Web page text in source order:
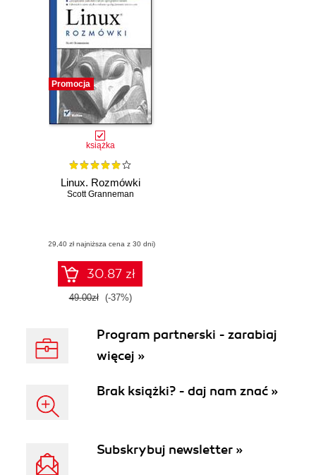
Promocja
książka
Linux. Rozmówki
Scott Granneman
(29,40 zł najniższa cena z 30 dni)
30.87 zł
49.00zł (-37%)
Program partnerski - zarabiaj
więcej »
Brak książki? - daj nam znać »
Subskrybuj newsletter »